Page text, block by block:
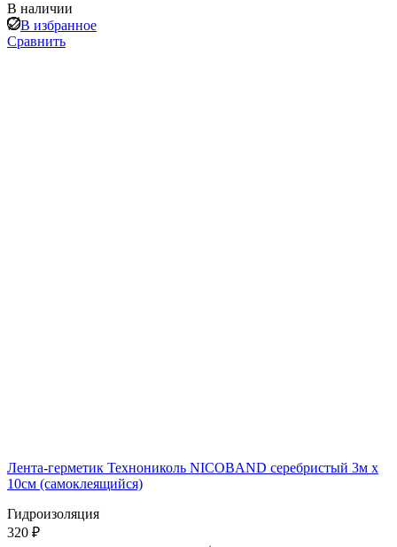
В наличии
В избранное
Сравнить
Лента-герметик Технониколь NICOBAND серебристый 3м х
10см (самоклеящийся)
Гидроизоляция
320 ₽